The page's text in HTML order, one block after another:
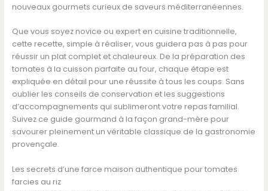
nouveaux gourmets curieux de saveurs méditerranéennes.
Que vous soyez novice ou expert en cuisine traditionnelle,
cette recette, simple à réaliser, vous guidera pas à pas pour
réussir un plat complet et chaleureux. De la préparation des
tomates à la cuisson parfaite au four, chaque étape est
expliquée en détail pour une réussite à tous les coups. Sans
oublier les conseils de conservation et les suggestions
d’accompagnements qui sublimeront votre repas familial.
Suivez ce guide gourmand à la façon grand-mère pour
savourer pleinement un véritable classique de la gastronomie
provençale.
Les secrets d’une farce maison authentique pour tomates
farcies au riz